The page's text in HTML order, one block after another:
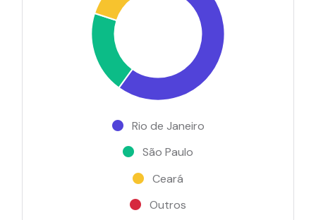
Rio de Janeiro
São Paulo
Ceará
Outros